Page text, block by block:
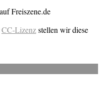
Freiszene.de
CC-Lizenzstellen wir diese